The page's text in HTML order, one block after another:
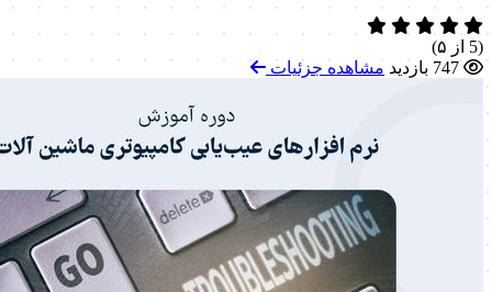
(5 از ۵)
747 بازدید
مشاهده جزئیات